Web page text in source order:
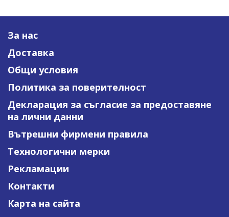
За нас
Доставка
Общи условия
Политика за поверителност
Декларация за съгласие за предоставяне
на лични данни
Вътрешни фирмени правила
Технологични мерки
Рекламации
Контакти
Карта на сайта